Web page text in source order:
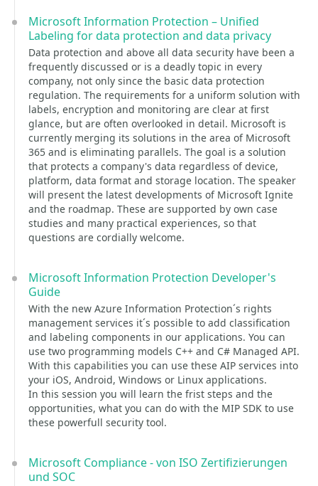
Microsoft Information Protection – Unified
Labeling for data protection and data privacy
Data protection and above all data security have been a
frequently discussed or is a deadly topic in every
company, not only since the basic data protection
regulation. The requirements for a uniform solution with
labels, encryption and monitoring are clear at first
glance, but are often overlooked in detail. Microsoft is
currently merging its solutions in the area of Microsoft
365 and is eliminating parallels. The goal is a solution
that protects a company's data regardless of device,
platform, data format and storage location. The speaker
will present the latest developments of Microsoft Ignite
and the roadmap. These are supported by own case
studies and many practical experiences, so that
questions are cordially welcome.
Microsoft Information Protection Developer's
Guide
With the new Azure Information Protection´s rights
management services it´s possible to add classification
and labeling components in our applications. You can
use two programming models C++ and C# Managed API.
With this capabilities you can use these AIP services into
your iOS, Android, Windows or Linux applications.
In this session you will learn the frist steps and the
opportunities, what you can do with the MIP SDK to use
these powerfull security tool.
Microsoft Compliance - von ISO Zertifizierungen
und SOC